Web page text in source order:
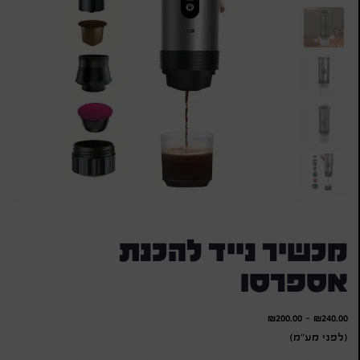
מכשיר נייד להכנת
אספרסו
₪240.00
-
₪200.00
(לפני מע"מ)